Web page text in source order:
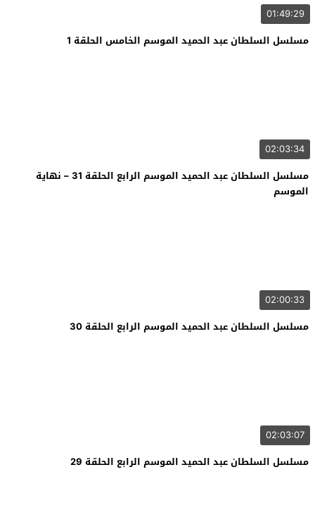
01:49:29
مسلسل السلطان عبد الحميد الموسم الخامس الحلقة 1
02:03:34
مسلسل السلطان عبد الحميد الموسم الرابع الحلقة 31 – نهاية
الموسم
02:00:33
مسلسل السلطان عبد الحميد الموسم الرابع الحلقة 30
02:03:07
مسلسل السلطان عبد الحميد الموسم الرابع الحلقة 29